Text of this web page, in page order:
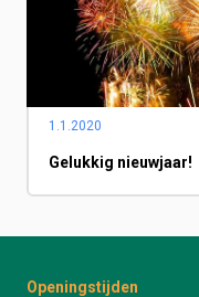
1.1.2020
Gelukkig nieuwjaar!
Openingstijden